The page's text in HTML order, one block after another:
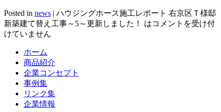
Posted in news | ハウジングホース施工レポート 右京区Ｔ様邸
新築建て替え工事～5～更新しました！ はコメントを受け付
けていません
ホーム
商品紹介
企業コンセプト
事例集
リンク集
企業情報